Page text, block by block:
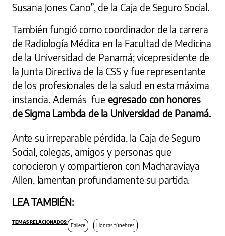
Susana Jones Cano”, de la Caja de Seguro Social.
También fungió como coordinador de la carrera
de Radiología Médica en la Facultad de Medicina
de la Universidad de Panamá; vicepresidente de
la Junta Directiva de la CSS y fue representante
de los profesionales de la salud en esta máxima
instancia. Además fue egresado con honores
de Sigma Lambda de la Universidad de Panamá.
Ante su irreparable pérdida, la Caja de Seguro
Social, colegas, amigos y personas que
conocieron y compartieron con Macharaviaya
Allen, lamentan profundamente su partida.
LEA TAMBIÉN:
Fallece Honras fúnebres